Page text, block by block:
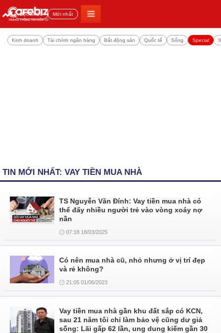
Đọc nhiều Mới nhất
Kinh doanh Tài chính ngân hàng Bất động sản Quốc tế Sống Special
TIN MỚI NHẤT: VAY TIỀN MUA NHÀ
TS Nguyễn Văn Đính: Vay tiền mua nhà có
thể đẩy nhiều người trẻ vào vòng xoáy nợ
nần
07:18 18/03/2025
Có nên mua nhà cũ, nhỏ nhưng ở vị trí đẹp
và rẻ không?
21:05 01/06/2023
Vay tiền mua nhà gần khu đất sắp có KCN,
sau 21 năm tôi chỉ làm bảo vệ cũng dư giả
sống: Lãi gấp 62 lần, ung dung kiếm gần 30